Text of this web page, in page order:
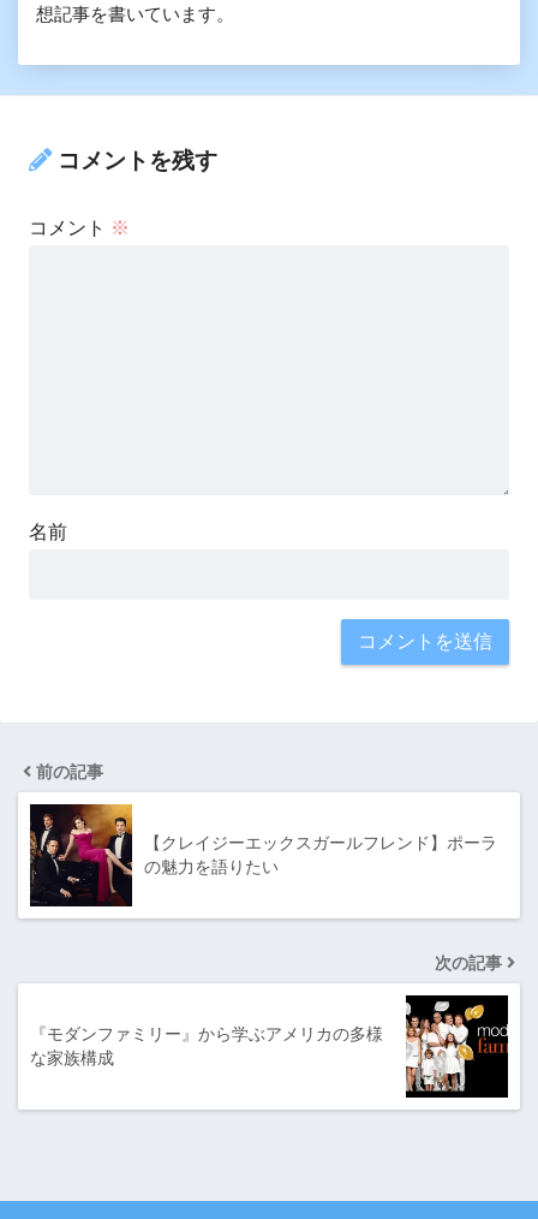
想記事を書いています。
コメントを残す
コメント ※
名前
前の記事
【クレイジーエックスガールフレンド】ポーラ
の魅力を語りたい
次の記事
『モダンファミリー』から学ぶアメリカの多様
な家族構成